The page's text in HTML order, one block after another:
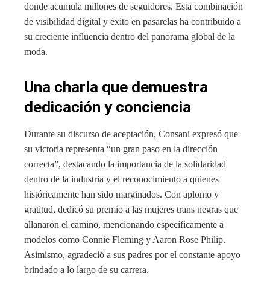
donde acumula millones de seguidores. Esta combinación
de visibilidad digital y éxito en pasarelas ha contribuido a
su creciente influencia dentro del panorama global de la
moda.
Una charla que demuestra
dedicación y conciencia
Durante su discurso de aceptación, Consani expresó que
su victoria representa “un gran paso en la dirección
correcta”, destacando la importancia de la solidaridad
dentro de la industria y el reconocimiento a quienes
históricamente han sido marginados. Con aplomo y
gratitud, dedicó su premio a las mujeres trans negras que
allanaron el camino, mencionando específicamente a
modelos como Connie Fleming y Aaron Rose Philip.
Asimismo, agradeció a sus padres por el constante apoyo
brindado a lo largo de su carrera.